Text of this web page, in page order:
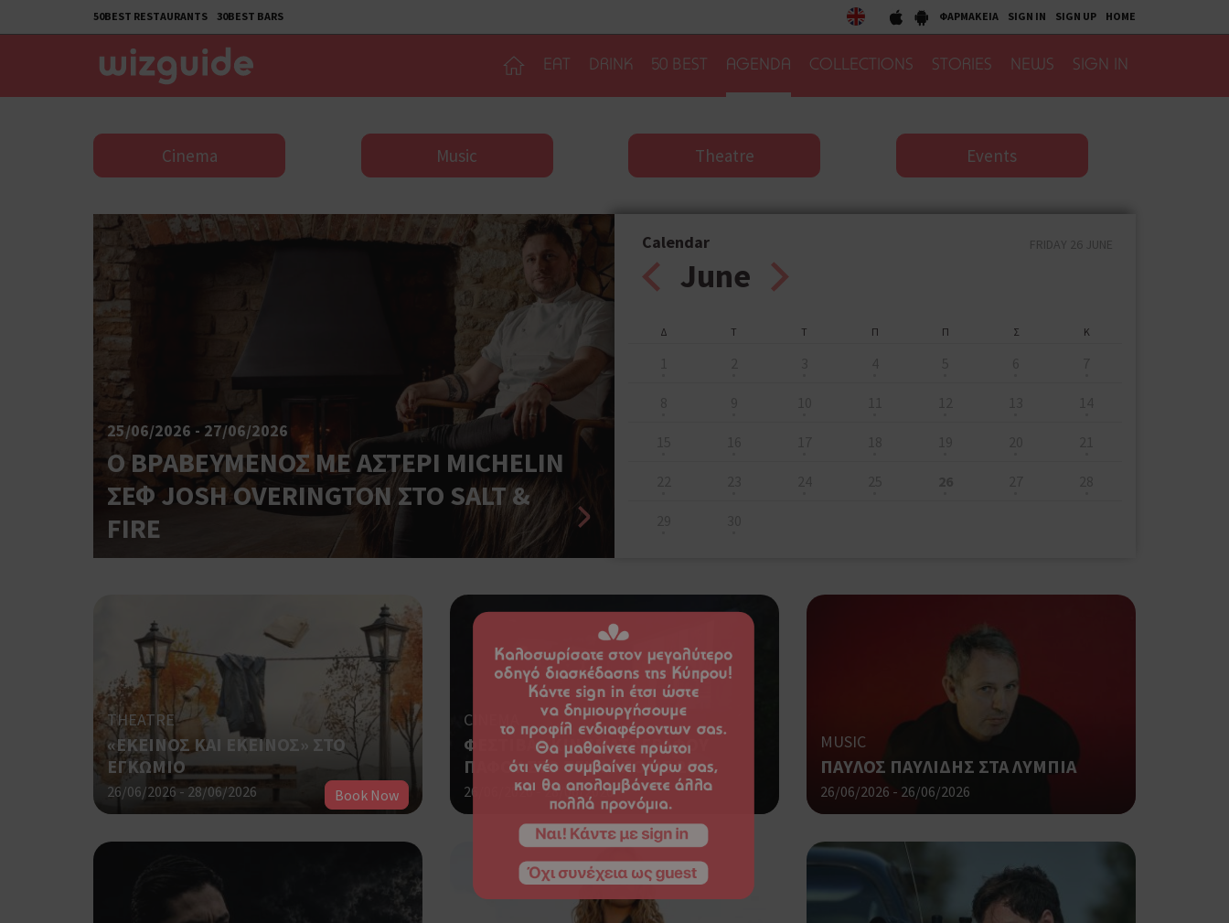
50BEST RESTAURANTS 30BEST BARS ΦΑΡΜΑΚΕΙΑ SIGN IN SIGN UP HOME
EAT DRINK 50 BEST AGENDA COLLECTIONS STORIES NEWS SIGN IN
Cinema Music Theatre Events
25/06/2026 - 27/06/2026
Ο ΒΡΑΒΕΥΜΕΝΟΣ ΜΕ ΑΣΤΕΡΙ MICHELIN
ΣΕΦ JOSH OVERINGTON ΣΤΟ SALT &
FIRE
Calendar
June
FRIDAY 26 JUNE
Δ Τ Τ Π Π Σ Κ
THEATRE
«ΕΚΕΙΝΟΣ ΚΑΙ ΕΚΕΙΝΟΣ» ΣΤΟ
ΕΓΚΩΜΙΟ
26/06/2026 - 28/06/2026 Book Now
CINEMA
ΦΕΣΤΙΒΑΛ ΚΙΝΗΜΑΤΟΓΡΑΦΟΥ
ΠΑΦΟΥ ΣΤΟ ΤΕΧΝΟΠΟΛΙΣ 20
26/06/2026 - 28/06/2026
MUSIC
ΠΑΥΛΟΣ ΠΑΥΛΙΔΗΣ ΣΤΑ ΛΥΜΠΙΑ
26/06/2026 - 26/06/2026